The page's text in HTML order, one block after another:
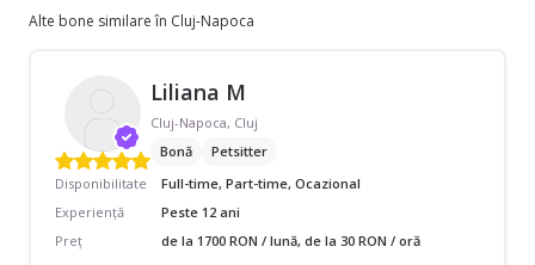
Alte bone similare în Cluj-Napoca
Liliana M
Cluj-Napoca, Cluj
Bonă
Petsitter
Disponibilitate
Full-time, Part-time, Ocazional
Experiență
Peste 12 ani
Preț
de la 1700 RON / lună, de la 30 RON / oră